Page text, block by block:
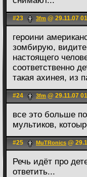
#23 3fm @ 29.11.07
героини
зомбирую,
настоящего
соответственно
такая ахинея, из
#24 3fm @ 29.11.07
все это больше
мультиков,
#25 MuTRonics @
Речь идёт про
ответить...